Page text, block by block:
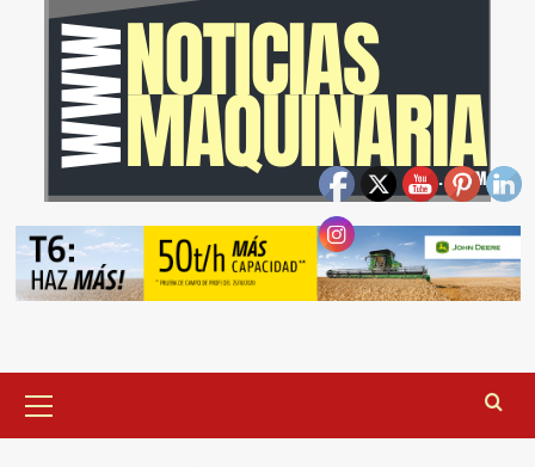
principal